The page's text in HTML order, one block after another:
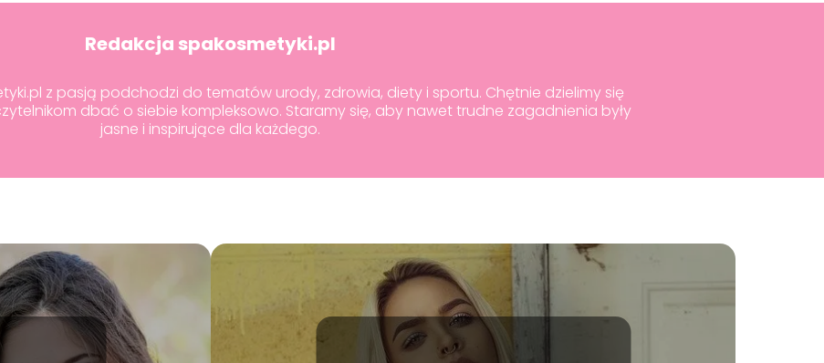
Redakcja spakosmetyki.pl
z pasją podchodzi do tematów urody, zdrowia, diety i sportu. Chętnie dzielimy się
dbać o siebie kompleksowo. Staramy się, aby nawet trudne zagadnienia były
jasne i inspirujące dla każdego.